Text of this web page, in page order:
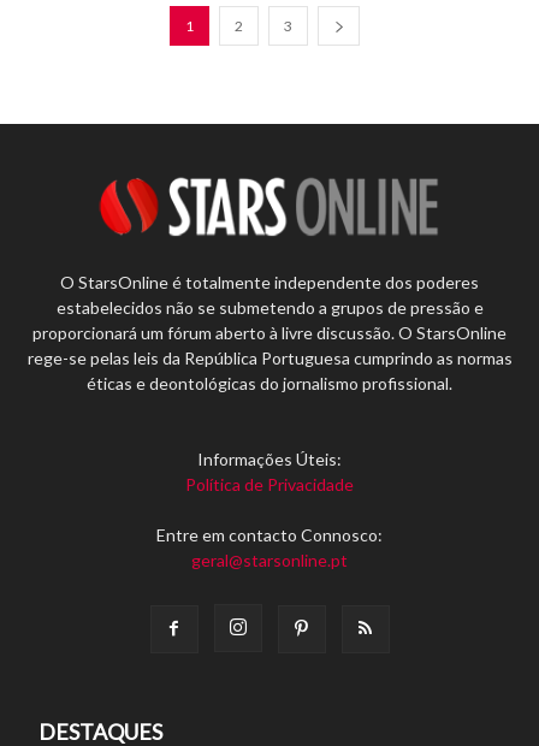
1 2 3
O StarsOnline é totalmente independente dos poderes
estabelecidos não se submetendo a grupos de pressão e
proporcionará um fórum aberto à livre discussão. O StarsOnline
rege-se pelas leis da República Portuguesa cumprindo as normas
éticas e deontológicas do jornalismo profissional.
Informações Úteis:
Política de Privacidade
Entre em contacto Connosco:
geral@starsonline.pt
DESTAQUES